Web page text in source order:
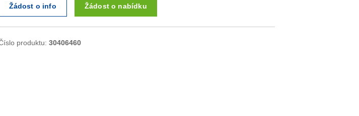
Žádost o info Žádost o nabídku
produktu: 30406460